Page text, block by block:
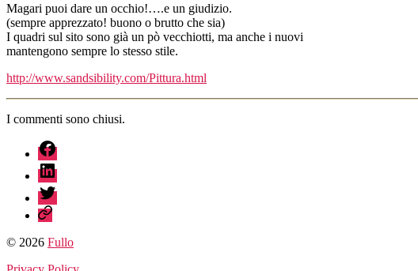
Magari puoi dare un occhio!….e un giudizio.
(sempre apprezzato! buono o brutto che sia)
I quadri sul sito sono già un pò vecchiotti, ma anche i nuovi
mantengono sempre lo stesso stile.
http://www.sandsibility.com/Pittura.html
I commenti sono chiusi.
fb
linkedin
twitter
sessionize
© 2026 Fullo